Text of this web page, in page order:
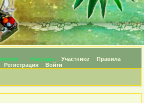
Награды Участники
Правила
Регистрация
Войти